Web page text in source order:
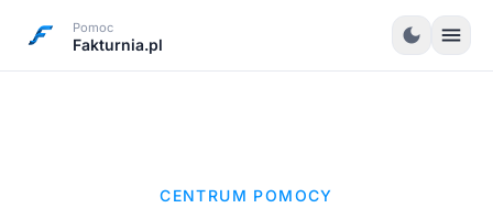
Pomoc
Fakturnia.pl dark_mode menu
CENTRUM POMOCY